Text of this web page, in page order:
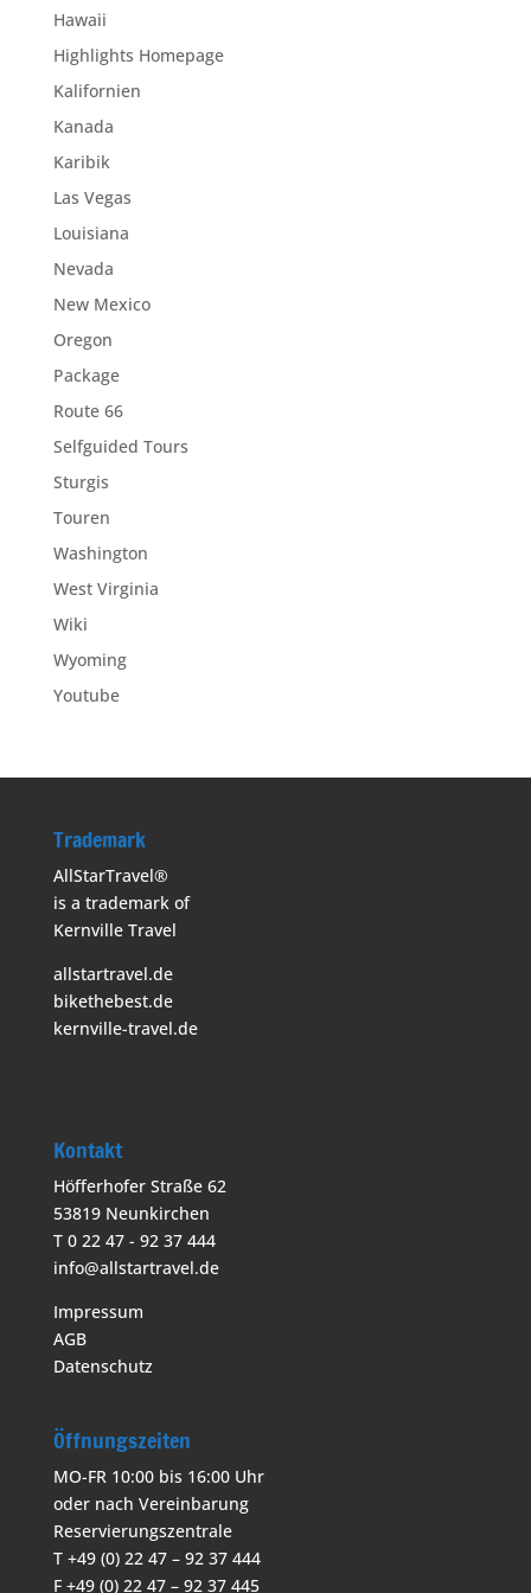
Hawaii
Highlights Homepage
Kalifornien
Kanada
Karibik
Las Vegas
Louisiana
Nevada
New Mexico
Oregon
Package
Route 66
Selfguided Tours
Sturgis
Touren
Washington
West Virginia
Wiki
Wyoming
Youtube
Trademark
AllStarTravel®
is a trademark of
Kernville Travel
allstartravel.de
bikethebest.de
kernville-travel.de
Kontakt
Höfferhofer Straße 62
53819 Neunkirchen
T 0 22 47 - 92 37 444
info@allstartravel.de
Impressum
AGB
Datenschutz
Öffnungszeiten
MO-FR 10:00 bis 16:00 Uhr
oder nach Vereinbarung
Reservierungszentrale
T +49 (0) 22 47 – 92 37 444
F +49 (0) 22 47 – 92 37 445